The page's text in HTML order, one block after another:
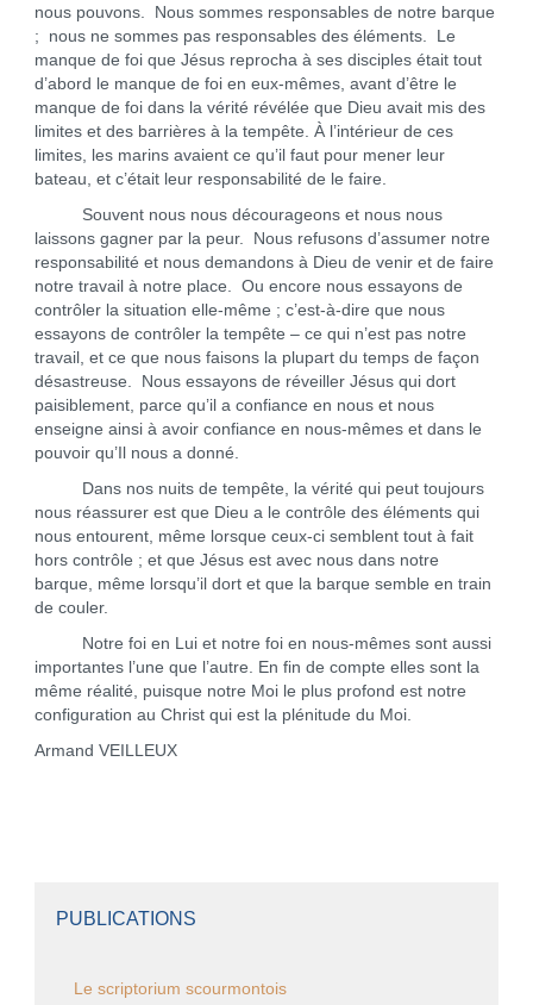
nous pouvons. Nous sommes responsables de notre barque
; nous ne sommes pas responsables des éléments. Le
manque de foi que Jésus reprocha à ses disciples était tout
d’abord le manque de foi en eux-mêmes, avant d’être le
manque de foi dans la vérité révélée que Dieu avait mis des
limites et des barrières à la tempête. À l’intérieur de ces
limites, les marins avaient ce qu’il faut pour mener leur
bateau, et c’était leur responsabilité de le faire.
Souvent nous nous décourageons et nous nous
laissons gagner par la peur. Nous refusons d’assumer notre
responsabilité et nous demandons à Dieu de venir et de faire
notre travail à notre place. Ou encore nous essayons de
contrôler la situation elle-même ; c’est-à-dire que nous
essayons de contrôler la tempête – ce qui n’est pas notre
travail, et ce que nous faisons la plupart du temps de façon
désastreuse. Nous essayons de réveiller Jésus qui dort
paisiblement, parce qu’il a confiance en nous et nous
enseigne ainsi à avoir confiance en nous-mêmes et dans le
pouvoir qu’Il nous a donné.
Dans nos nuits de tempête, la vérité qui peut toujours
nous réassurer est que Dieu a le contrôle des éléments qui
nous entourent, même lorsque ceux-ci semblent tout à fait
hors contrôle ; et que Jésus est avec nous dans notre
barque, même lorsqu’il dort et que la barque semble en train
de couler.
Notre foi en Lui et notre foi en nous-mêmes sont aussi
importantes l’une que l’autre. En fin de compte elles sont la
même réalité, puisque notre Moi le plus profond est notre
configuration au Christ qui est la plénitude du Moi.
Armand VEILLEUX
PUBLICATIONS
Le scriptorium scourmontois